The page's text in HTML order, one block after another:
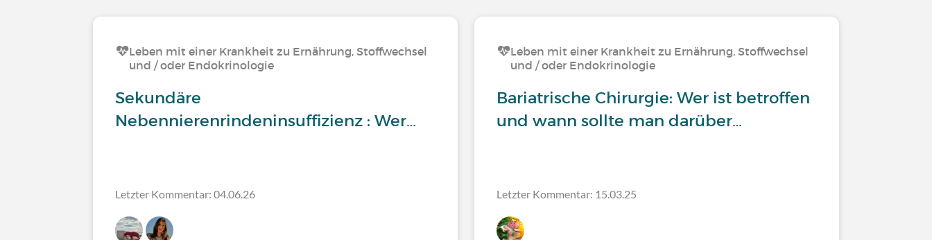
Leben mit einer Krankheit zu Ernährung, Stoffwechsel
und / oder Endokrinologie
Sekundäre
Nebennierenrindeninsuffizienz : Wer…
Letzter Kommentar: 04.06.26
Leben mit einer Krankheit zu Ernährung, Stoffwechsel
und / oder Endokrinologie
Bariatrische Chirurgie: Wer ist betroffen
und wann sollte man darüber…
Letzter Kommentar: 15.03.25